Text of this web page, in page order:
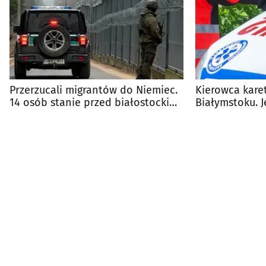
Przerzucali migrantów do Niemiec.
14 osób stanie przed białostockim
Kierowca
Białymstoku.